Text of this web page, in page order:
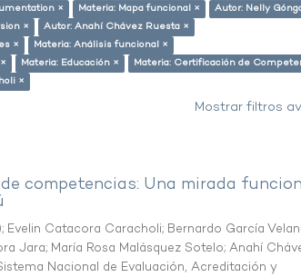
×
Materia: Mapa funcional ×
Autor: Nelly
×
Autor: Anahí Chávez Ruesta ×
×
Materia: Análisis funcional ×
Materia: Educación ×
Materia: Certificación de
×
Mostrar filtros
competencias: Una mirada
; Evelin Catacora Caracholi; Bernardo García
Jara; María Rosa Malásquez Sotelo;Anahí
Nacional de Evaluación, Acreditación y